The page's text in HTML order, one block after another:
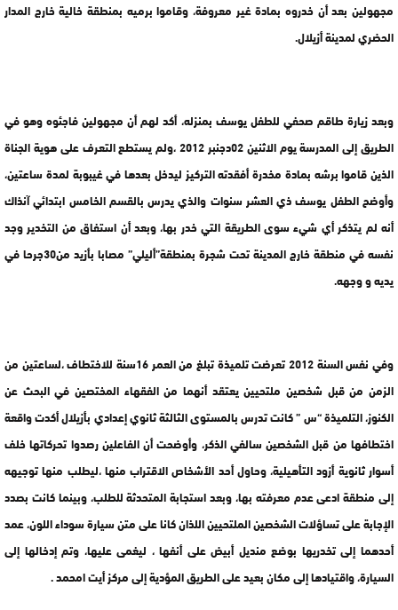
مجهولين بعد أن خدروه بمادة غير معروفة، وقاموا برميه بمنطقة خالية خارج المدار
الحضري لمدينة أزيلال.
وبعد زيارة طاقم صحفي للطفل يوسف بمنزله، أكد لهم أن مجهولين فاجئوه وهو في
الطريق إلى المدرسة يوم الاثنين 02دجنبر 2012 ،ولم يستطع التعرف على هوية الجناة
الذين قاموا برشه بمادة مخدرة أفقدته التركيز ليدخل بعدها في غيبوبة لمدة ساعتين،
وأوضح الطفل يوسف ذي العشر سنوات والذي يدرس بالقسم الخامس ابتدائي آنذاك
أنه لم يتذكر أي شيء سوى الطريقة التي خدر بها، وبعد أن استفاق من التخدير وجد
نفسه في منطقة خارج المدينة تحت شجرة بمنطقة”أليلي” مصابا بأزيد من30جرحا في
يديه و وجهه.
وفي نفس السنة 2012 تعرضت تلميذة تبلغ من العمر 16سنة للاختطاف ،لساعتين من
الزمن من قبل شخصين ملتحيين يعتقد أنهما من الفقهاء المختصين في البحث عن
الكنوز، التلميذة “س ” كانت تدرس بالمستوى الثالثة ثانوي إعدادي بأزيلال أكدت واقعة
اختطافها من قبل الشخصين سالفي الذكر، وأوضحت أن الفاعلين رصدوا تحركاتها خلف
أسوار ثانوية أزود التأهيلية، وحاول أحد الأشخاص الاقتراب منها ،ليطلب منها توجيهه
إلى منطقة ادعى عدم معرفته بها، وبعد استجابة المتحدثة للطلب، وبينما كانت بصدد
الإجابة على تساؤلات الشخصين الملتحيين اللذان كانا على متن سيارة سوداء اللون، عمد
أحدهما إلى تخدريها بوضع منديل أبيض على أنفها ، ليغمى عليها، وتم إدخالها إلى
السيارة، واقتيادها إلى مكان بعيد على الطريق المؤدية إلى مركز أيت امحمد .